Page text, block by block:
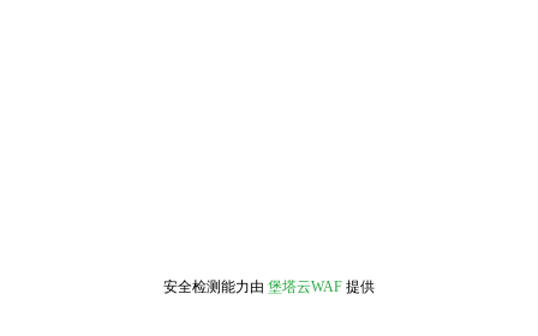
安全检测能力由 堡塔云WAF 提供